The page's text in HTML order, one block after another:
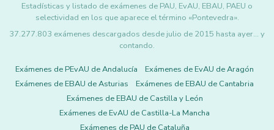
Estadísticas y listado de exámenes de PAU, EvAU, EBAU, PAEU o
selectividad en los que aparece el término «Pontevedra».
37.277.803 exámenes descargados desde julio de 2015 hasta ayer... y
contando.
Exámenes de PEvAU de Andalucía
Exámenes de EvAU de Aragón
Exámenes de EBAU de Asturias
Exámenes de EBAU de Cantabria
Exámenes de EBAU de Castilla y León
Exámenes de EvAU de Castilla-La Mancha
Exámenes de PAU de Cataluña